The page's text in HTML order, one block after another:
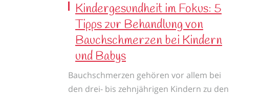
Kindergesundheit im Fokus: 5
Tipps zur Behandlung von
Bauchschmerzen bei Kindern
und Babys
Bauchschmerzen gehören vor allem bei
den drei- bis zehnjährigen Kindern zu den